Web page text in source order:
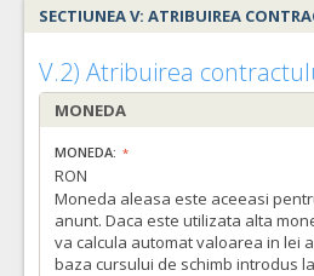
SECTIUNEA V: ATRIBUIREA
V.2) Atribuirea
MONEDA
MONEDA:
RON
Moneda aleasa este aceeasi
anunt. Daca este utilizata alta
va calcula automat valoarea in lei
baza cursului de schimb introdus